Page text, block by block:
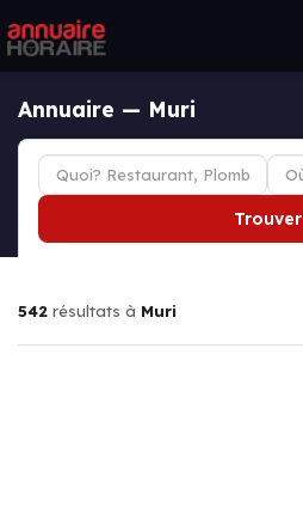
Annuaire — Muri
Trouver
542 résultats à Muri